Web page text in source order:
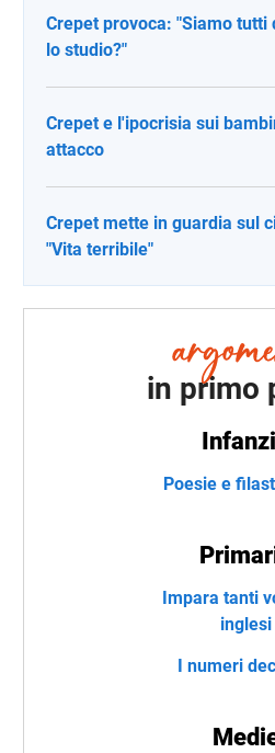
Crepet provoca: "Siamo
lo studio?"
Crepet e l'ipocrisia sui
attacco
Crepet mette in guardia sul
"Vita terribile"
in primo
Poesie e
Impara tanti
inglesi
I numeri